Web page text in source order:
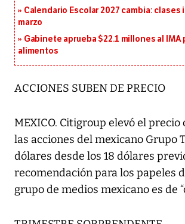
Calendario Escolar 2027 cambia: clases
marzo
Gabinete aprueba $22.1 millones al IMA
alimentos
ACCIONES SUBEN DE PRECIO
MEXICO. Citigroup elevó el precio
las acciones del mexicano Grupo
dólares desde los 18 dólares
recomendación para los papeles
grupo de medios mexicano es de